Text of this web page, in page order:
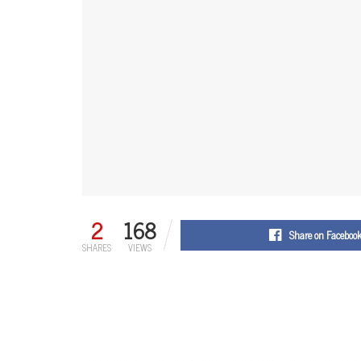
2
SHARES 168
VIEWS
Share on